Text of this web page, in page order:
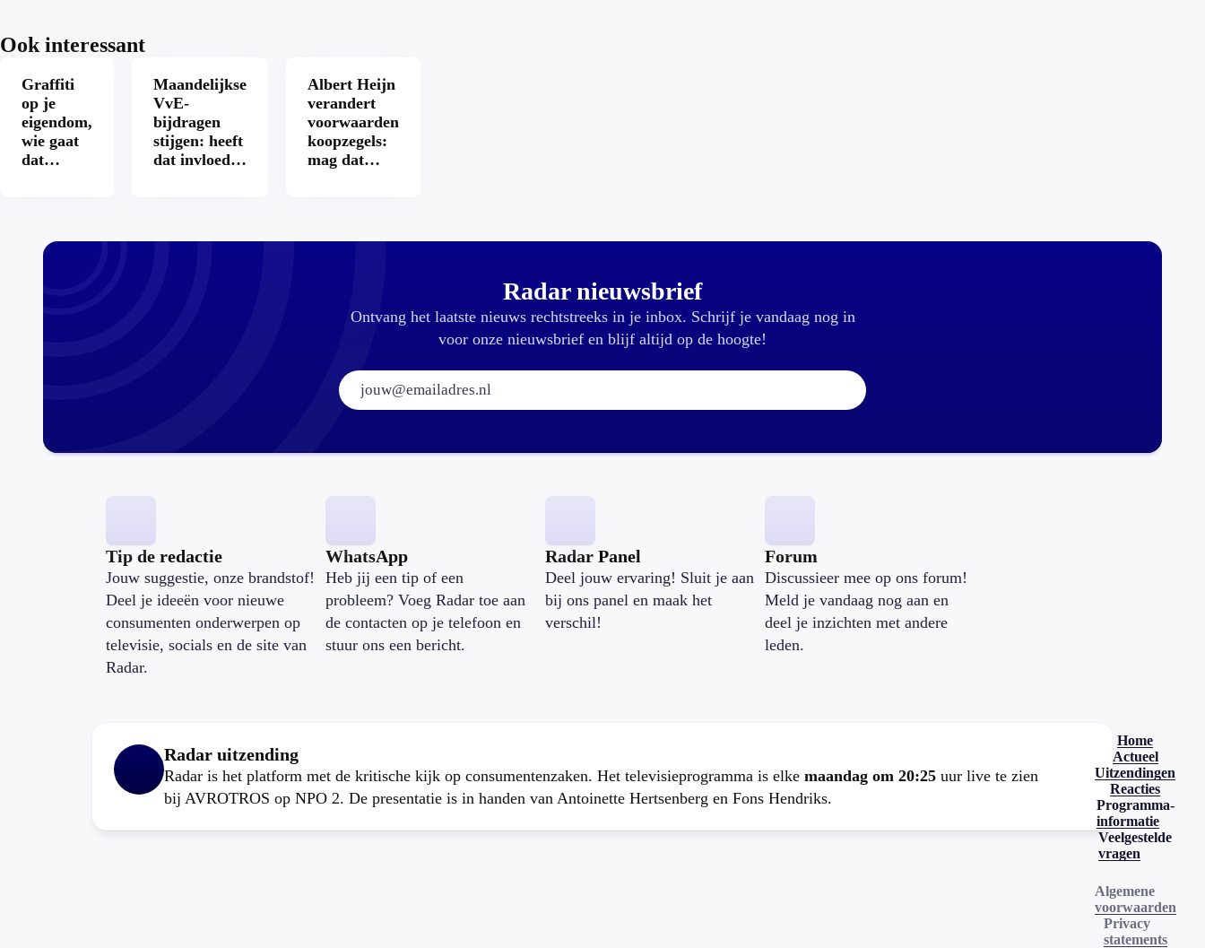
Ook interessant
Graffiti
op je
eigendom,
wie gaat
dat
Maandelijkse
VvE-
bijdragen
stijgen: heeft
dat invloed
Albert Heijn
verandert
voorwaarden
koopzegels:
mag dat
Radar nieuwsbrief
Ontvang het laatste nieuws rechtstreeks in je inbox. Schrijf je vandaag nog in
voor onze nieuwsbrief en blijf altijd op de hoogte!
E-mailadres:
Tip de redactie
Jouw suggestie, onze brandstof!
Deel je ideeën voor nieuwe
consumenten onderwerpen op
televisie, socials en de site van
Radar.
WhatsApp
Heb jij een tip of een
probleem? Voeg Radar toe aan
de contacten op je telefoon en
stuur ons een bericht.
Radar Panel
Deel jouw ervaring! Sluit je aan
bij ons panel en maak het
verschil!
Forum
Discussieer mee op ons forum!
Meld je vandaag nog aan en
deel je inzichten met andere
leden.
Radar uitzending
Radar is het platform met de kritische kijk op consumentenzaken. Het televisieprogramma is elke maandag om 20:25 uur live te zien
bij AVROTROS op NPO 2. De presentatie is in handen van Antoinette Hertsenberg en Fons Hendriks.
Home
Actueel
Uitzendingen
Reacties
Programma-
informatie
Veelgestelde
vragen
Algemene
voorwaarden
Privacy
statements